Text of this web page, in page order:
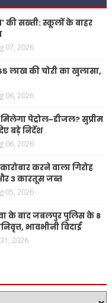
की सख्ती: स्कूलों के बाहर
07, 2026
लाख की चोरी का खुलासा,
06, 2026
मिलेगा पेट्रोल-डीजल? सुप्रीम
बड़े निर्देश
06, 2026
करने वाला गिरोह
3 कारतूस जब्त
05, 2026
के बाद जबलपुर पुलिस के 8
भावभीनी विदाई
31, 2026